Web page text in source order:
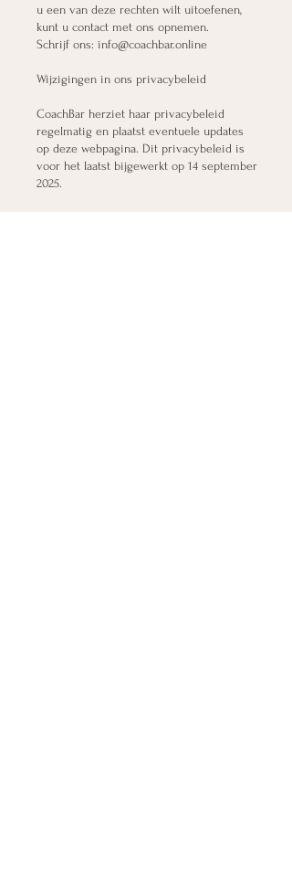
u een van deze rechten wilt uitoefenen,
kunt u contact met ons opnemen.
Schrijf ons: info@coachbar.online
Wijzigingen in ons privacybeleid
CoachBar herziet haar privacybeleid
regelmatig en plaatst eventuele updates
op deze webpagina. Dit privacybeleid is
voor het laatst bijgewerkt op 14 september
2025.